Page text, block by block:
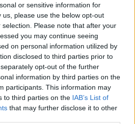
or sensitive information for
please use the below opt-out
Please note that after your
you may continue seeing
on personal information utilized by
disclosed to third parties prior to
opt-out of the further
information by third parties on the
participants. This information may
to third parties on the IAB’s List of
that may further disclose it to other
ότι τα σωματεία ή τα
βάσει νόμου να ζητούν
ή βεβαίωση
μέλη τους. Σε αυτή την
να λειτουργούν στο 100%